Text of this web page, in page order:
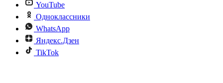
YouTube
Одноклассники
WhatsApp
Яндекс.Дзен
TikTok